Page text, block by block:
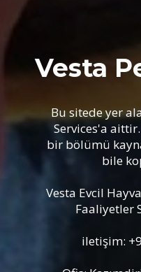
Vesta
Bu sitede yer
Services'a
bir bölümü
bile
Vesta Evcil
Faaliyetler
iletişim: